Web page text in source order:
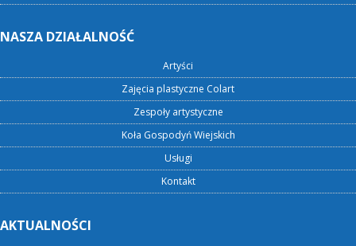
NASZA DZIAŁALNOŚĆ
Artyści
Zajęcia plastyczne Colart
Zespoły artystyczne
Koła Gospodyń Wiejskich
Usługi
Kontakt
AKTUALNOŚCI